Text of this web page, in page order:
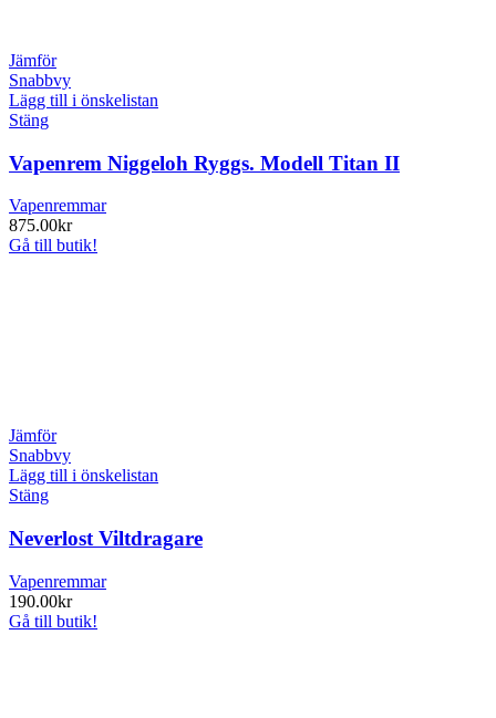
Jämför
Snabbvy
Lägg till i önskelistan
Stäng
Vapenrem Niggeloh Ryggs. Modell Titan II
Vapenremmar
875.00kr
Gå till butik!
Jämför
Snabbvy
Lägg till i önskelistan
Stäng
Neverlost Viltdragare
Vapenremmar
190.00kr
Gå till butik!